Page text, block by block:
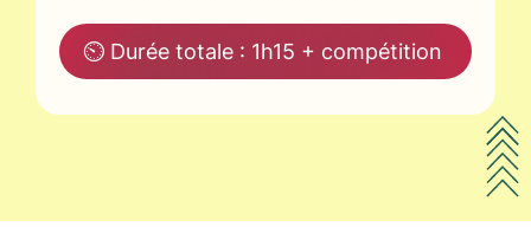
⏲ Durée totale : 1h15 + compétition